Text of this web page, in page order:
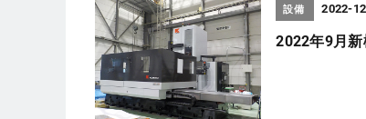
設備 2022-
2022年9月新